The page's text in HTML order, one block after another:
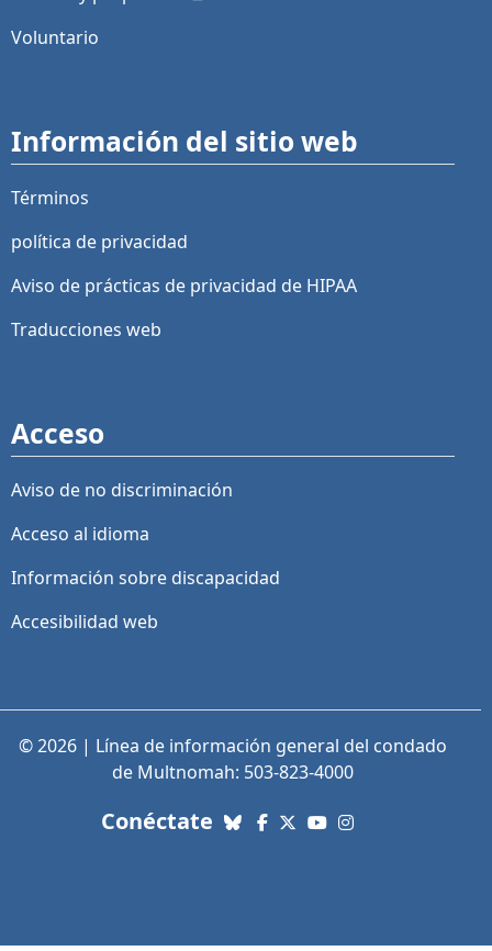
Voluntario
Información del sitio web
Términos
política de privacidad
Aviso de prácticas de privacidad de HIPAA
Traducciones web
Acceso
Aviso de no discriminación
Acceso al idioma
Información sobre discapacidad
Accesibilidad web
© 2026 | Línea de información general del condado
de Multnomah: 503-823-4000
Conéctate con nosotros. Enlaces a
Bluesky
Facebook
X (Twitter)
YouTube
Instagram